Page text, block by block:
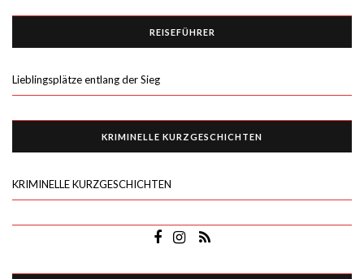
REISEFÜHRER
Lieblingsplätze entlang der Sieg
KRIMINELLE KURZGESCHICHTEN
KRIMINELLE KURZGESCHICHTEN